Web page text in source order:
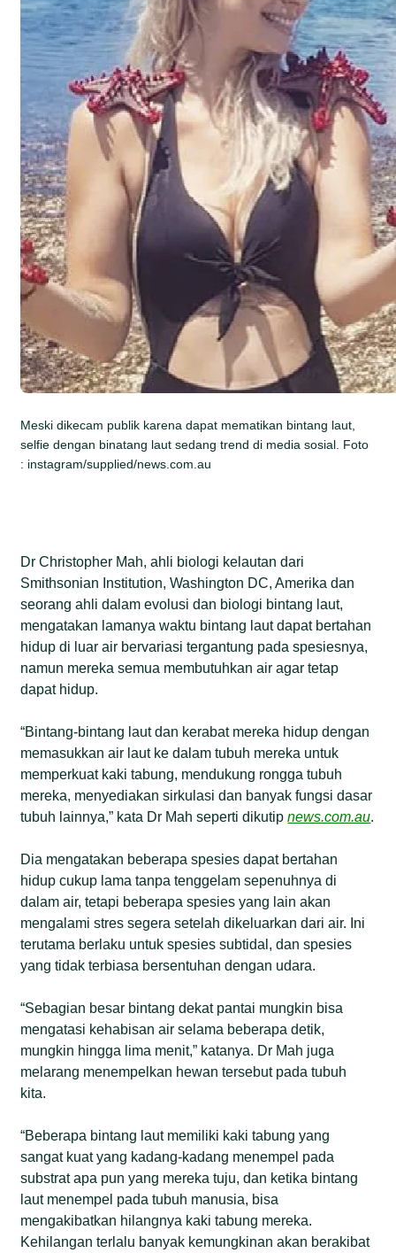
Meski dikecam publik karena dapat mematikan bintang laut,
selfie dengan binatang laut sedang trend di media sosial. Foto
: instagram/supplied/news.com.au
Dr Christopher Mah, ahli biologi kelautan dari
Smithsonian Institution, Washington DC, Amerika dan
seorang ahli dalam evolusi dan biologi bintang laut,
mengatakan lamanya waktu bintang laut dapat bertahan
hidup di luar air bervariasi tergantung pada spesiesnya,
namun mereka semua membutuhkan air agar tetap
dapat hidup.
“Bintang-bintang laut dan kerabat mereka hidup dengan
memasukkan air laut ke dalam tubuh mereka untuk
memperkuat kaki tabung, mendukung rongga tubuh
mereka, menyediakan sirkulasi dan banyak fungsi dasar
tubuh lainnya,” kata Dr Mah seperti dikutipnews.com.au.
Dia mengatakan beberapa spesies dapat bertahan
hidup cukup lama tanpa tenggelam sepenuhnya di
dalam air, tetapi beberapa spesies yang lain akan
mengalami stres segera setelah dikeluarkan dari air. Ini
terutama berlaku untuk spesies subtidal, dan spesies
yang tidak terbiasa bersentuhan dengan udara.
“Sebagian besar bintang dekat pantai mungkin bisa
mengatasi kehabisan air selama beberapa detik,
mungkin hingga lima menit,” katanya. Dr Mah juga
melarang menempelkan hewan tersebut pada tubuh
kita.
“Beberapa bintang laut memiliki kaki tabung yang
sangat kuat yang kadang-kadang menempel pada
substrat apa pun yang mereka tuju, dan ketika bintang
laut menempel pada tubuh manusia, bisa
mengakibatkan hilangnya kaki tabung mereka.
Kehilangan terlalu banyak kemungkinan akan berakibat